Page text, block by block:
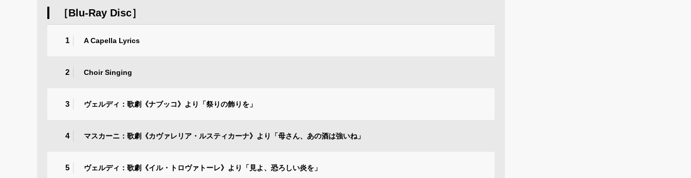
［Blu-Ray Disc］
1 A Capella Lyrics
2 Choir Singing
3 ヴェルディ：歌劇《ナブッコ》より「祭りの飾りを」
4 マスカーニ：歌劇《カヴァレリア・ルスティカーナ》より「母さん、あの酒は強いね」
5 ヴェルディ：歌劇《イル・トロヴァトーレ》より「見よ、恐ろしい炎を」